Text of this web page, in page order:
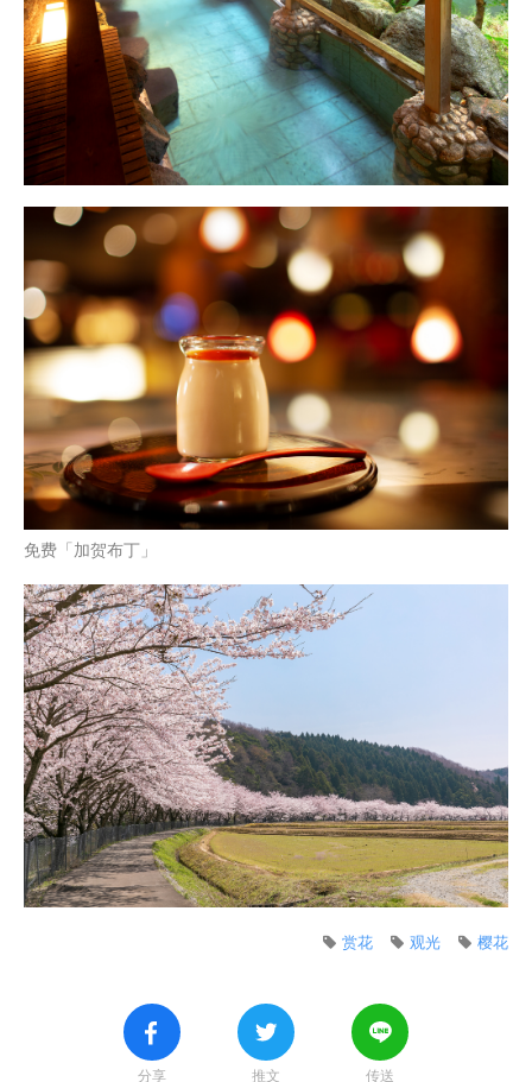
免费「加贺布丁」
樱花
观光
赏花
分享 推文 传送